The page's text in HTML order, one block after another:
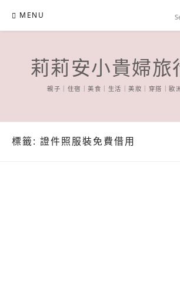
content
MENU
莉莉安小貴婦旅
親子｜住宿｜美食｜生活｜美妝｜穿搭｜歐
標籤: 證件照服裝免費借用